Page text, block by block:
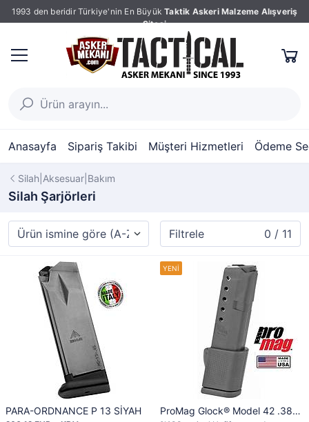
1993 den beridir Türkiye'nin En Büyük Taktik Askeri Malzeme Alışveriş
Sitesi
Anasayfa Sipariş Takibi Müşteri Hizmetleri Ödeme
Silah|Aksesuar|Bakım
Silah Şarjörleri
Filtrele 0 / 11
PARA-ORDNANCE P 13 SİYAH
ProMag Glock® Model 42 .380